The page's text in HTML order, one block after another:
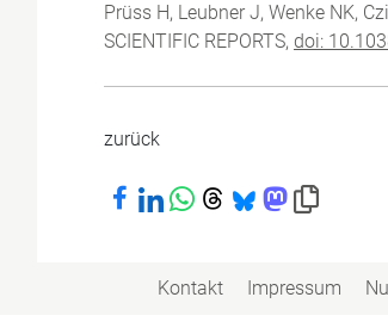
Prüss H, Leubner J, Wenke NK,
SCIENTIFIC REPORTS, doi:
zurück
Bei Facebook teilen
Bei LinkedIn teilen
Bei WhatsApp teilen
Bei Threads teilen
Bei Bluesky teilen
Bei Mastodon
Link in die
Kontakt Impressum